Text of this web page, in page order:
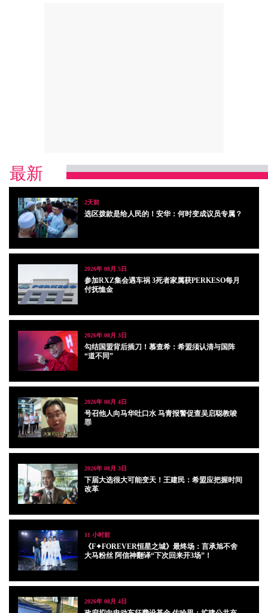
最新
2天前
选区拨款是给人民的！安华：何时变成议员专属？
2026年 08月 5日
参加RXZ集会遇车祸 3死者家属获PERKESO每月
付抚恤金
2026年 08月 3日
勾结国盟背后插刀！慕查希：希盟须认清与国阵
“道不同”
2026年 08月 4日
号召他人向马华吐口水 马青报警促查吴启聪教唆
罪
2026年 08月 3日
下届大选很大可能变天！王建民：希盟应把握时间
改革
11 小时前
《F✦FOREVER恒星之城》最终场：言承旭不舍
大马粉丝 阿信神翻译“下次回来开3场”！
2026年 08月 4日